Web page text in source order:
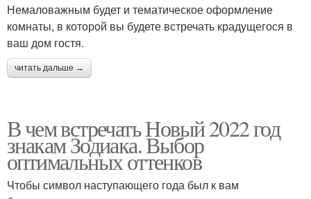
Немаловажным будет и тематическое оформление
комнаты, в которой вы будете встречать крадущегося в
ваш дом гостя.
читать дальше →
В чем встречать Новый 2022 год
знакам Зодиака. Выбор
оптимальных оттенков
Чтобы символ наступающего года был к вам